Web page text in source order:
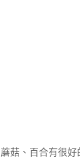
蘑菇、百合有很好